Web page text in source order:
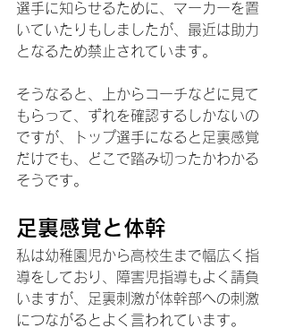
選手に知らせるために、マーカーを置
いていたりもしましたが、最近は助力
となるため禁止されています。
そうなると、上からコーチなどに見て
もらって、ずれを確認するしかないの
ですが、トップ選手になると足裏感覚
だけでも、どこで踏み切ったかわかる
そうです。
足裏感覚と体幹
私は幼稚園児から高校生まで幅広く指
導をしており、障害児指導もよく請負
いますが、足裏刺激が体幹部への刺激
につながるとよく言われています。